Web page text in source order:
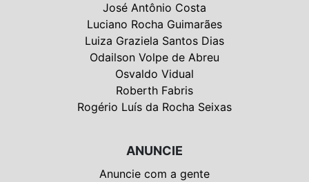
José Antônio Costa
Luciano Rocha Guimarães
Luiza Graziela Santos Dias
Odailson Volpe de Abreu
Osvaldo Vidual
Roberth Fabris
Rogério Luís da Rocha Seixas
ANUNCIE
Anuncie com a gente